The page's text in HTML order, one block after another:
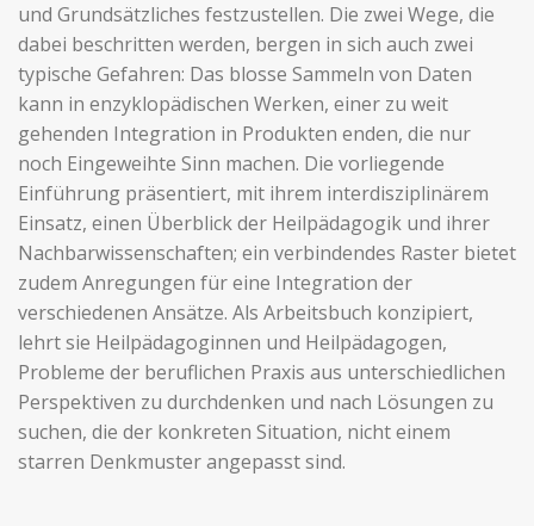
und Grundsätzliches festzustellen. Die zwei Wege, die
dabei beschritten werden, bergen in sich auch zwei
typische Gefahren: Das blosse Sammeln von Daten
kann in enzyklopädischen Werken, einer zu weit
gehenden Integration in Produkten enden, die nur
noch Eingeweihte Sinn machen. Die vorliegende
Einführung präsentiert, mit ihrem interdisziplinärem
Einsatz, einen Überblick der Heilpädagogik und ihrer
Nachbarwissenschaften; ein verbindendes Raster bietet
zudem Anregungen für eine Integration der
verschiedenen Ansätze. Als Arbeitsbuch konzipiert,
lehrt sie Heilpädagoginnen und Heilpädagogen,
Probleme der beruflichen Praxis aus unterschiedlichen
Perspektiven zu durchdenken und nach Lösungen zu
suchen, die der konkreten Situation, nicht einem
starren Denkmuster angepasst sind.